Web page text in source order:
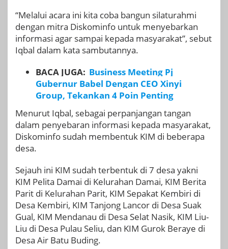
“Melalui acara ini kita coba bangun silaturahmi
dengan mitra Diskominfo untuk menyebarkan
informasi agar sampai kepada masyarakat”, sebut
Iqbal dalam kata sambutannya.
BACA JUGA: Business Meeting Pj
Gubernur Babel Dengan CEO Xinyi
Group, Tekankan 4 Poin Penting
Menurut Iqbal, sebagai perpanjangan tangan
dalam penyebaran informasi kepada masyarakat,
Diskominfo sudah membentuk KIM di beberapa
desa.
Sejauh ini KIM sudah terbentuk di 7 desa yakni
KIM Pelita Damai di Kelurahan Damai, KIM Berita
Parit di Kelurahan Parit, KIM Sepakat Kembiri di
Desa Kembiri, KIM Tanjong Lancor di Desa Suak
Gual, KIM Mendanau di Desa Selat Nasik, KIM Liu-
Liu di Desa Pulau Seliu, dan KIM Gurok Beraye di
Desa Air Batu Buding.